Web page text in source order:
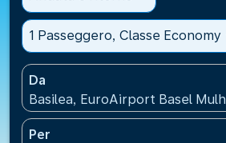
1 Passeggero, Classe Economy
Da
Basilea, EuroAirport Basel
Per